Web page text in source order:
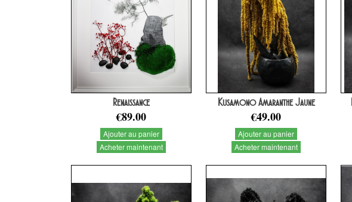
Renaissance
€89.00
Ajouter au panier
Acheter maintenant
Kusamono Amaranthe Jaune
€49.00
Ajouter au panier
Acheter maintenant